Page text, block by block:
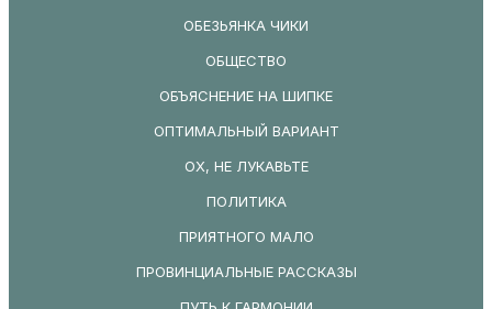
ОБЕЗЬЯНКА ЧИКИ
ОБЩЕСТВО
ОБЪЯСНЕНИЕ НА ШИПКЕ
ОПТИМАЛЬНЫЙ ВАРИАНТ
ОХ, НЕ ЛУКАВЬТЕ
ПОЛИТИКА
ПРИЯТНОГО МАЛО
ПРОВИНЦИАЛЬНЫЕ РАССКАЗЫ